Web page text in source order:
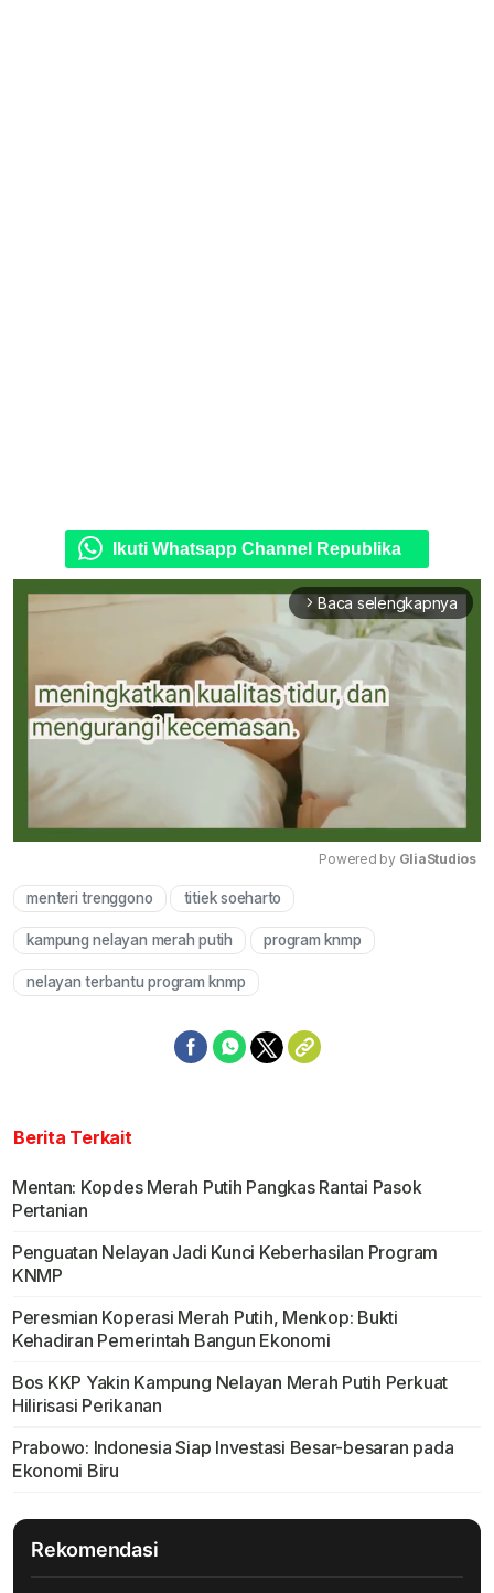
Ikuti Whatsapp Channel Republika
arrow_forward_ios Baca selengkapnya
Powered by GliaStudios
menteri trenggono titiek soeharto
kampung nelayan merah putih program knmp
nelayan terbantu program knmp
Berita Terkait
Mentan: Kopdes Merah Putih Pangkas Rantai Pasok
Pertanian
Penguatan Nelayan Jadi Kunci Keberhasilan Program
KNMP
Peresmian Koperasi Merah Putih, Menkop: Bukti
Kehadiran Pemerintah Bangun Ekonomi
Bos KKP Yakin Kampung Nelayan Merah Putih Perkuat
Hilirisasi Perikanan
Prabowo: Indonesia Siap Investasi Besar-besaran pada
Ekonomi Biru
Rekomendasi